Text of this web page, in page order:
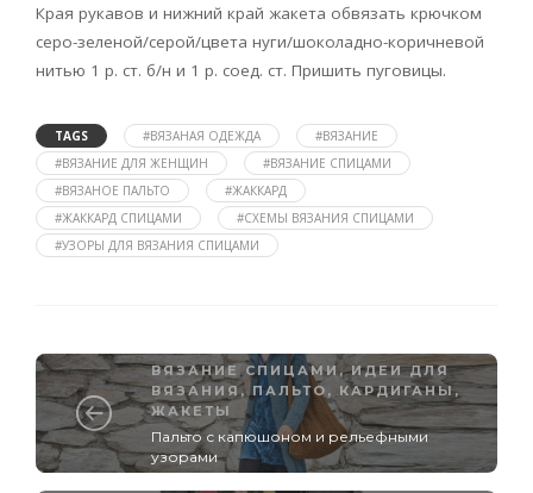
Края рукавов и нижний край жакета обвязать крючком
серо-зеленой/серой/цвета нуги/шоколадно-коричневой
нитью 1 р. ст. б/н и 1 р. соед. ст. Пришить пуговицы.
TAGS #ВЯЗАНАЯ ОДЕЖДА
#ВЯЗАНИЕ
#ВЯЗАНИЕ ДЛЯ ЖЕНЩИН
#ВЯЗАНИЕ СПИЦАМИ
#ВЯЗАНОЕ ПАЛЬТО
#ЖАККАРД
#ЖАККАРД СПИЦАМИ
#СХЕМЫ ВЯЗАНИЯ СПИЦАМИ
#УЗОРЫ ДЛЯ ВЯЗАНИЯ СПИЦАМИ
ВЯЗАНИЕ СПИЦАМИ,ИДЕИ ДЛЯ
ВЯЗАНИЯ,ПАЛЬТО, КАРДИГАНЫ,
ЖАКЕТЫ
Пальто с капюшоном и рельефными
узорами